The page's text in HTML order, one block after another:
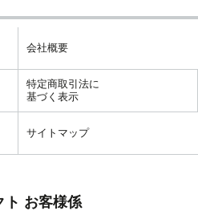
会社概要
特定商取引法に
基づく表示
サイトマップ
ト お客様係